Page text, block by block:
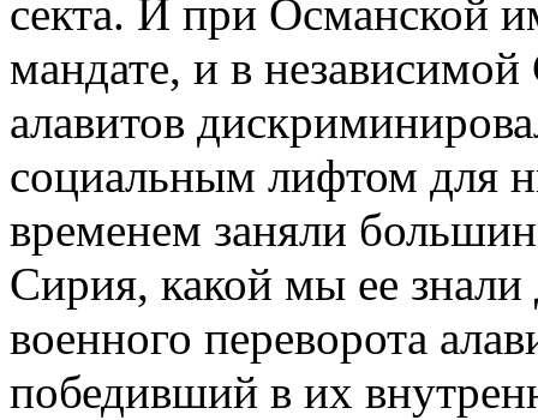
секта. И при Османской
мандате, и в
алавитов
социальным лифтом для
временем заняли
Сирия, какой мы ее
военного переворота
победивший в их